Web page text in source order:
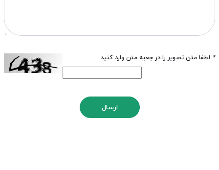
* لطفا متن تصویر را در جعبه متن وارد کنید
ارسال